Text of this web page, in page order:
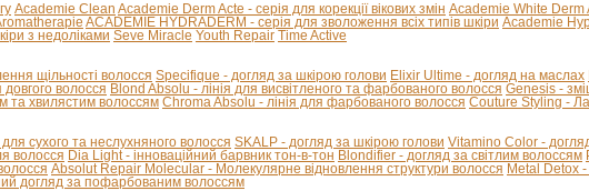
Academie Clean Academie Derm Acte - серія для корекції вікових змін Academie White Derm
ACADEMIE HYDRADERM - серія для зволоження всіх типів шкіри Academie
з недоліками Seve Miracle Youth Repair Time Active
щільності волосся Specifique - догляд за шкірою голови Elixir Ultime - догляд на маслах
волосся Blond Absolu - лінія для висвітленого та фарбованого волосся Genesis -
та хвилястим волоссям Chroma Absolu - лінія для фарбованого волосся Couture Styling -
сухого та неслухняного волосся SKALP - догляд за шкірою голови Vitamino Color -
волосся Dia Light - інноваційний барвник тон-в-тон Blondifier - догляд за світлим волоссям
Absolut Repair Molecular - Молекулярне відновлення структури волосся Metal Detox -
догляд за пофарбованим волоссям